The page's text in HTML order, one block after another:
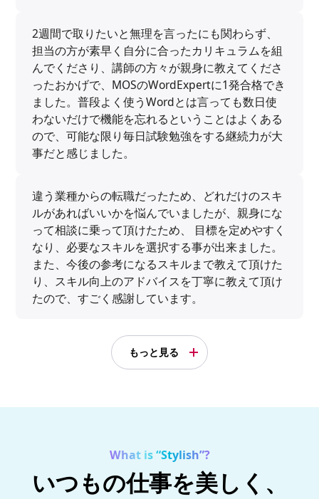
2週間で取りたいと無理を言ったにも関わらず、
担当の方が素早く自分に合ったカリキュラムを組
んでくださり、講師の方々が親身に教えてくださ
ったおかげで、MOSのWordExpertに1発合格でき
ました。普段よく使うWordとは言っても数日使
わないだけで機能を忘れるということはよくある
ので、可能な限り毎日試験勉強をする継続力が大
事だと感じました。
違う業種からの転職だったため、どれだけのスキ
ルがあればいいかを悩んでいましたが、親身にな
って相談に乗って頂けたため、 目標を定めやすく
なり、必要なスキルを選択する事が出来ました。
また、今後の参考になるスキルまで教えて頂けた
り、スキル向上のアドバイスを丁寧に教えて頂け
たので、すごく感謝しています。
もっと見る
What is “Stylish”?
いつもの仕事を美しく、